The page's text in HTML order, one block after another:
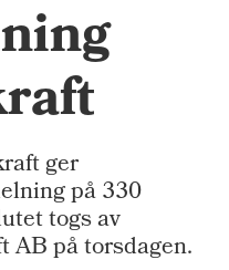
ger
på 330
togs av
AB på torsdagen.